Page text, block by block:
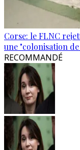
Corse: le FLNC
une "colonisation
RECOMMANDÉ